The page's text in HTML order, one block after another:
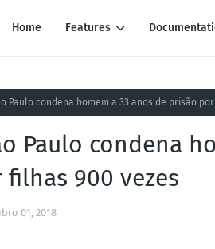
Home Features
Paulo condena homem a 33 anos de prisão
Paulo condena
900 vezes
01, 2018